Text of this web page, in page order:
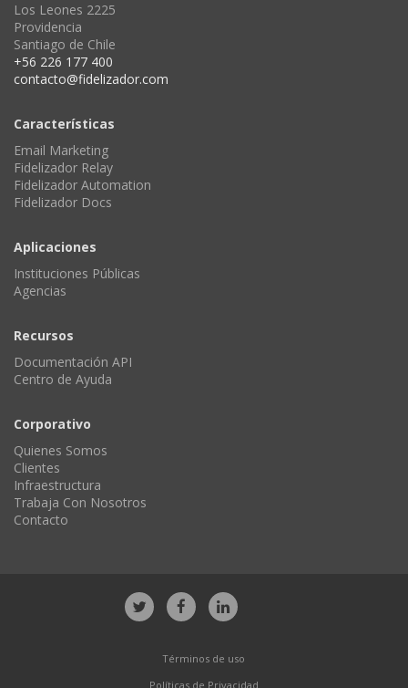
Los Leones 2225
Providencia
Santiago de Chile
+56 226 177 400
contacto@fidelizador.com
Características
Email Marketing
Fidelizador Relay
Fidelizador Automation
Fidelizador Docs
Aplicaciones
Instituciones Públicas
Agencias
Recursos
Documentación API
Centro de Ayuda
Corporativo
Quienes Somos
Clientes
Infraestructura
Trabaja Con Nosotros
Contacto
Términos de uso
Políticas de Privacidad